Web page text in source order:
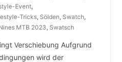
Event,
Tricks, Sölden, Swatch,
MTB 2023, Swatsch
Verschiebung Aufgrund
wird der